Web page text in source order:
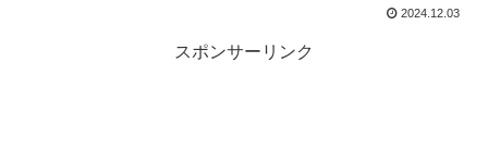
2024.12.03
スポンサーリンク